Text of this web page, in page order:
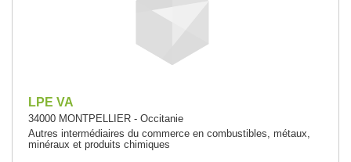
LPE VA
34000 MONTPELLIER - Occitanie
Autres intermédiaires du commerce en combustibles, métaux,
minéraux et produits chimiques